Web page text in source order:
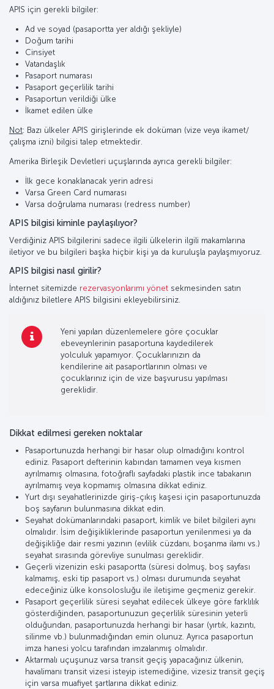
APIS için gerekli bilgiler:
Ad ve soyad (pasaportta yer aldığı şekliyle)
Doğum tarihi
Cinsiyet
Vatandaşlık
Pasaport numarası
Pasaport geçerlilik tarihi
Pasaportun verildiği ülke
İkamet edilen ülke
Not: Bazı ülkeler APIS girişlerinde ek doküman (vize veya ikamet/
çalışma izni) bilgisi talep etmektedir.
Amerika Birleşik Devletleri uçuşlarında ayrıca gerekli bilgiler:
İlk gece konaklanacak yerin adresi
Varsa Green Card numarası
Varsa doğrulama numarası (redress number)
APIS bilgisi kiminle paylaşılıyor?
Verdiğiniz APIS bilgilerini sadece ilgili ülkelerin ilgili makamlarına
iletiyor ve bu bilgileri başka hiçbir kişi ya da kuruluşla paylaşmıyoruz.
APIS bilgisi nasıl girilir?
İnternet sitemizde rezervasyonlarımı yönet sekmesinden satın
aldığınız biletlere APIS bilgisini ekleyebilirsiniz.
Yeni yapılan düzenlemelere göre çocuklar
ebeveynlerinin pasaportuna kaydedilerek
yolculuk yapamıyor. Çocuklarınızın da
kendilerine ait pasaportlarının olması ve
çocuklarınız için de vize başvurusu yapılması
gereklidir.
Dikkat edilmesi gereken noktalar
Pasaportunuzda herhangi bir hasar olup olmadığını kontrol
ediniz. Pasaport defterinin kabından tamamen veya kısmen
ayrılmamış olmasına, fotoğraflı sayfadaki plastik ince tabakanın
ayrılmamış veya kopmamış olmasına dikkat ediniz.
Yurt dışı seyahatlerinizde giriş-çıkış kaşesi için pasaportunuzda
boş sayfanın bulunmasına dikkat edin.
Seyahat dokümanlarındaki pasaport, kimlik ve bilet bilgileri aynı
olmalıdır. İsim değişikliklerinde pasaportun yenilenmesi ya da
değişikliğe dair resmi yazının (evlilik cüzdanı, boşanma ilamı vs.)
seyahat sırasında görevliye sunulması gereklidir.
Geçerli vizenizin eski pasaportta (süresi dolmuş, boş sayfası
kalmamış, eski tip pasaport vs.) olması durumunda seyahat
edeceğiniz ülke konsolosluğu ile iletişime geçmeniz gerekir.
Pasaport geçerlilik süresi seyahat edilecek ülkeye göre farklılık
gösterdiğinden, pasaportunuzun geçerlilik süresinin yeterli
olduğundan, pasaportunuzda herhangi bir hasar (yırtık, kazıntı,
silinme vb.) bulunmadığından emin olunuz. Ayrıca pasaportun
imza hanesi yolcu tarafından imzalanmış olmalıdır.
Aktarmalı uçuşunuz varsa transit geçiş yapacağınız ülkenin,
havalimanı transit vizesi isteyip istemediğine, vizesiz transit geçiş
için varsa muafiyet şartlarına dikkat ediniz.